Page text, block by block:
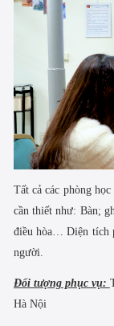
Tất cả các phòng
cần thiết như: Bàn;
điều hòa…Diện tích
người.
Đối tượng phục vụ:
Hà Nội